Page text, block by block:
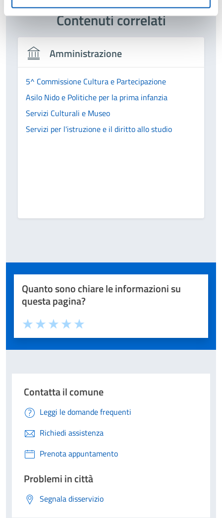
Contenuti correlati
Amministrazione
5^ Commissione Cultura e Partecipazione
Asilo Nido e Politiche per la prima infanzia
Servizi Culturali e Museo
Servizi per l'istruzione e il diritto allo studio
Quanto sono chiare le informazioni su
questa pagina?
Valuta 5 stelle su 5
Valuta 4 stelle su 5
Valuta 3 stelle su 5
Valuta 2 stelle su 5
Valuta 1 stelle su 5
Contatta il comune
Leggi le domande frequenti
Richiedi assistenza
Prenota appuntamento
Problemi in città
Segnala disservizio